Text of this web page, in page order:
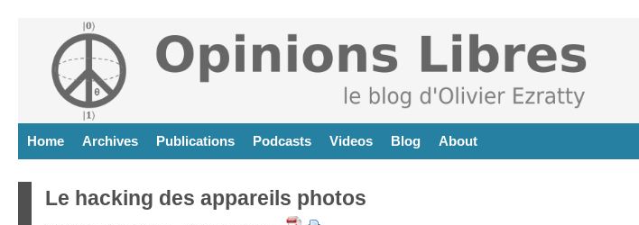
Home Archives Publications Podcasts Videos Blog About
Le hacking des appareils photos